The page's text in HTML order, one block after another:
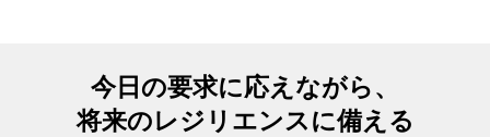
今日の要求に応えながら、
将来のレジリエンスに備える